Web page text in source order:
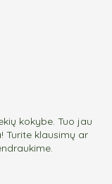
kokybe. Tuo jau
Turite klausimų ar